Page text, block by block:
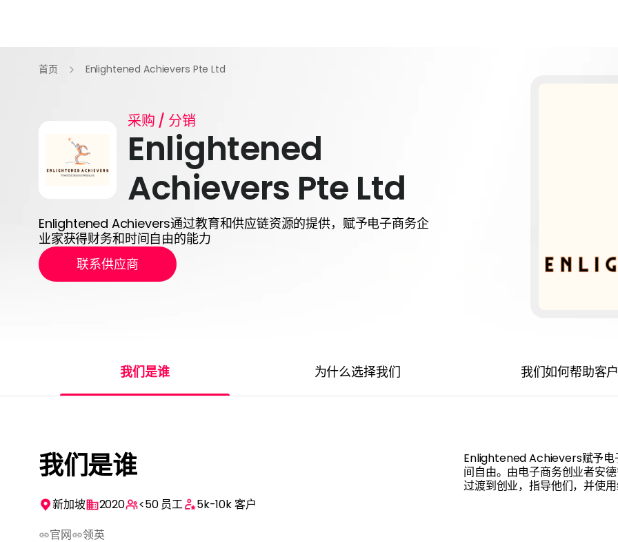
首页 Enlightened Achievers Pte Ltd
采购 / 分销
Enlightened
Achievers Pte Ltd
Enlightened Achievers通过教育和供应链资源的提供，赋予电子商务企
业家获得财务和时间自由的能力
联系供应商
我们是谁 为什么选择我们 我们如何帮助客
我们是谁
新加坡 2020 <50员工 5k-10k客户
官⽹
领英
Enlightened Achievers赋予电
间自由。由电子商务创业者安
过渡到创业，指导他们，并使